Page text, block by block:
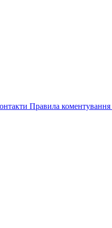
Правила коментування